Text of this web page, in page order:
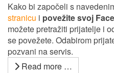
Kako bi započeli s
stranicu i povežite svoj
možete pretražiti prijatelje i
se povežete. Odabirom
pozvani na servis.
Read more …